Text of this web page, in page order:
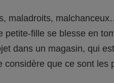
maladroits,
petite-fille se blesse en
dans un magasin, qui
considère que ce sont les